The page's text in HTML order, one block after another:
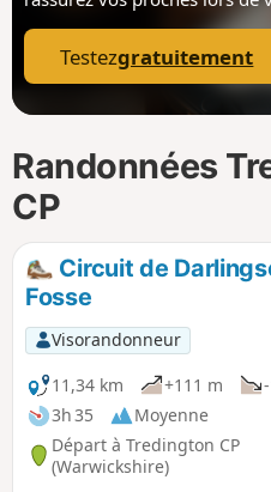
Testezgratuitement
Randonnées
CP
Circuit de
Fosse
Visorandonneur
11,34 km
+111 m
3h 35
Moyenne
Départ à Tredington CP
(Warwickshire)